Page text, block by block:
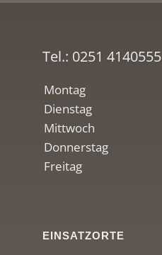
Tel.: 0251 4140555
Montag
Dienstag
Mittwoch
Donnerstag
Freitag
EINSATZORTE